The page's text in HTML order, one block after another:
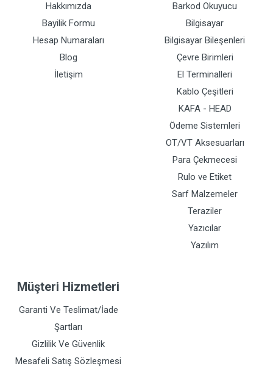
Hakkımızda
Bayilik Formu
Hesap Numaraları
Blog
İletişim
Barkod Okuyucu
Bilgisayar
Bilgisayar Bileşenleri
Çevre Birimleri
El Terminalleri
Kablo Çeşitleri
KAFA - HEAD
Ödeme Sistemleri
OT/VT Aksesuarları
Para Çekmecesi
Rulo ve Etiket
Sarf Malzemeler
Teraziler
Yazıcılar
Yazılım
Müşteri Hizmetleri
Garanti Ve Teslimat/İade
Şartları
Gizlilik Ve Güvenlik
Mesafeli Satış Sözleşmesi